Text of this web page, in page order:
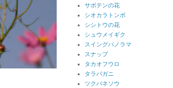
サボテンの花
シオカラトンボ
シシトウの花
シュウメイギク
スイングパノラマ
スナップ
タカオフウロ
タラバガニ
ツクバネソウ